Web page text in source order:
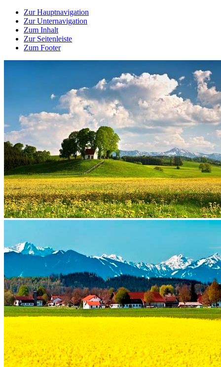
Zur Hauptnavigation
Zur Unternavigation
Zum Inhalt
Zur Seitenleiste
Zum Footer